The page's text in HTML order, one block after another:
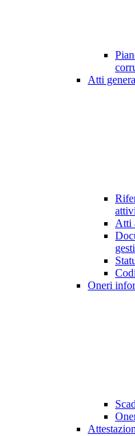
Atti
Atti
Oneri